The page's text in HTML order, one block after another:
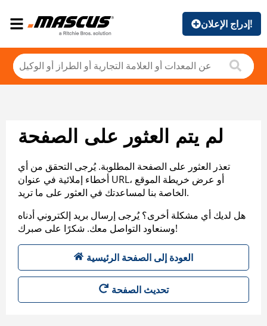
إدراج الإعلان!
لم يتم العثور على الصفحة
تعذر العثور على الصفحة المطلوبة. يُرجى التحقق من أي
أخطاء إملائية في عنوان URL، أو عرض خريطة الموقع
الخاصة بنا لمساعدتك في العثور على ما تريد.
هل لديك أي مشكلة أخرى؟ يُرجى إرسال بريد إلكتروني أدناه
وسنعاود التواصل معك. شكرًا على صبرك!
العودة إلى الصفحة الرئيسية
تحديث الصفحة